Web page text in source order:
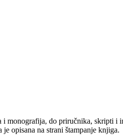
do priručnika, skripti i
opisana na strani štampanje knjiga.